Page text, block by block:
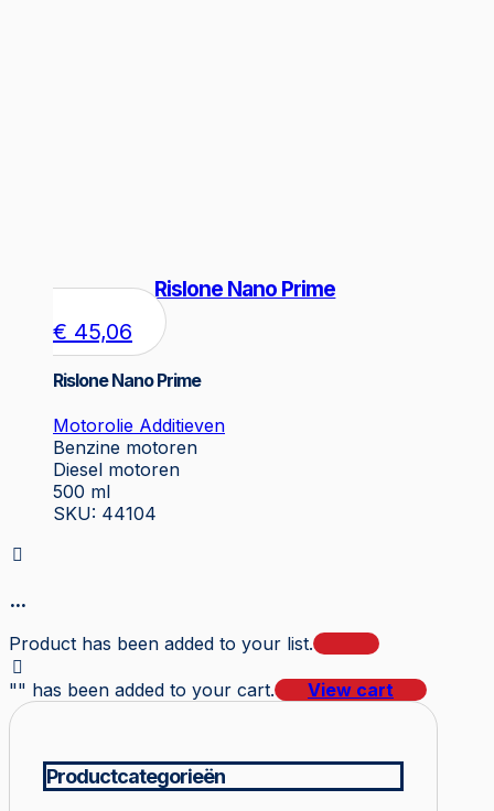
Rislone Nano Prime
€ 45,06
Rislone Nano Prime
Motorolie Additieven
Benzine motoren
Diesel motoren
500 ml
SKU: 44104
...
Product has been added to your list.
"" has been added to your cart. View cart
Productcategorieën